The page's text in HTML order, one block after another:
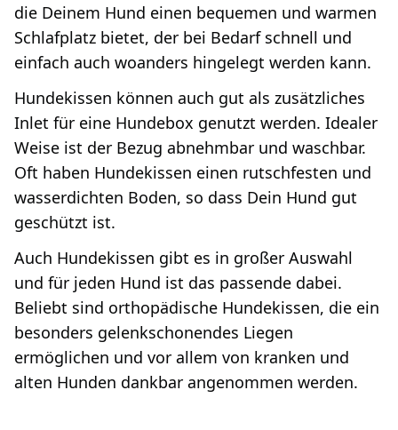
die Deinem Hund einen bequemen und warmen
Schlafplatz bietet, der bei Bedarf schnell und
einfach auch woanders hingelegt werden kann.
Hundekissen können auch gut als zusätzliches
Inlet für eine Hundebox genutzt werden. Idealer
Weise ist der Bezug abnehmbar und waschbar.
Oft haben Hundekissen einen rutschfesten und
wasserdichten Boden, so dass Dein Hund gut
geschützt ist.
Auch Hundekissen gibt es in großer Auswahl
und für jeden Hund ist das passende dabei.
Beliebt sind orthopädische Hundekissen, die ein
besonders gelenkschonendes Liegen
ermöglichen und vor allem von kranken und
alten Hunden dankbar angenommen werden.